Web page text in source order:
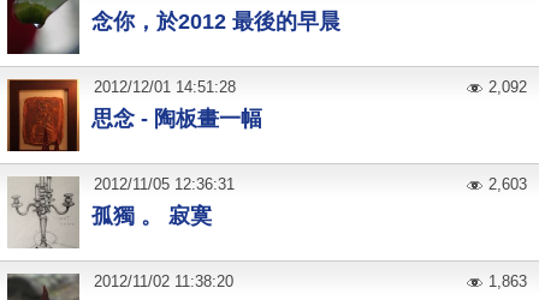
念你，於2012 最後的早晨
思念 - 陶板畫一幅
2012/12/01 14:51:28 2,092
孤獨 。 寂寞
2012/11/05 12:36:31 2,603
2012/11/02 11:38:20 1,863